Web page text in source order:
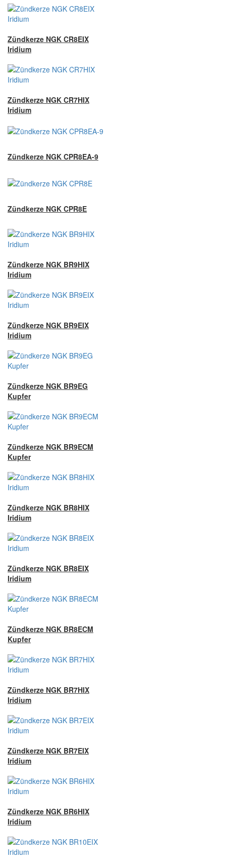
Zündkerze NGK CR8EIX
Iridium
Zündkerze NGK CR7HIX
Iridium
Zündkerze NGK CPR8EA-9
Zündkerze NGK CPR8E
Zündkerze NGK BR9HIX
Iridium
Zündkerze NGK BR9EIX
Iridium
Zündkerze NGK BR9EG
Kupfer
Zündkerze NGK BR9ECM
Kupfer
Zündkerze NGK BR8HIX
Iridium
Zündkerze NGK BR8EIX
Iridium
Zündkerze NGK BR8ECM
Kupfer
Zündkerze NGK BR7HIX
Iridium
Zündkerze NGK BR7EIX
Iridium
Zündkerze NGK BR6HIX
Iridium